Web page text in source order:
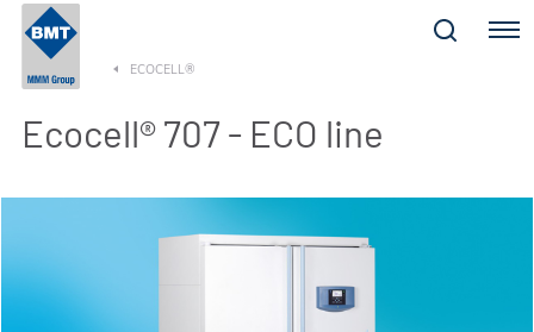
Menu
ECOCELL®
Ecocell® 707 - ECO line